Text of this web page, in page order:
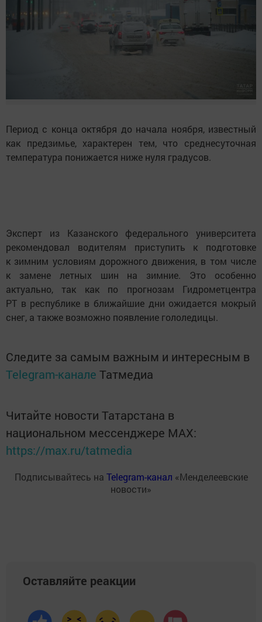
Период с конца октября до начала ноября, известный
как предзимье, характерен тем, что среднесуточная
температура понижается ниже нуля градусов.
Эксперт из Казанского федерального университета
рекомендовал водителям приступить к подготовке
к зимним условиям дорожного движения, в том числе
к замене летных шин на зимние. Это особенно
актуально, так как по прогнозам Гидрометцентра
РТ в республике в ближайшие дни ожидается мокрый
снег, а также возможно появление гололедицы.
Следите за самым важным и интересным в
Telegram-канале Татмедиа
Читайте новости Татарстана в
национальном мессенджере MАХ:
https://max.ru/tatmedia
Подписывайтесь на Telegram-канал «Менделеевские
новости»
Оставляйте реакции